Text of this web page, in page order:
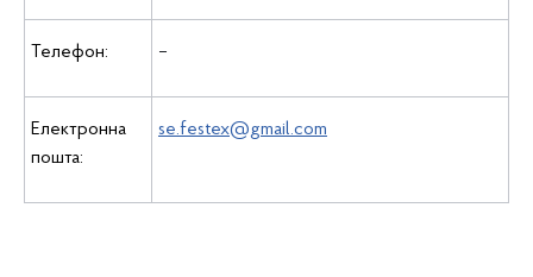
Телефон: –
Електронна
пошта:
se.festex@gmail.com